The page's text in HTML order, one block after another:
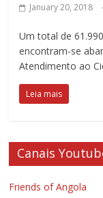
January 20, 2018
Um total de
encontram-se
Atendimento ao
Leia mais
Canais
Friends of Angola